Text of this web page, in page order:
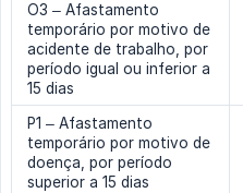
O3 – Afastamento
temporário por motivo de
acidente de trabalho, por
período igual ou inferior a
15 dias
P1 – Afastamento
temporário por motivo de
doença, por período
superior a 15 dias